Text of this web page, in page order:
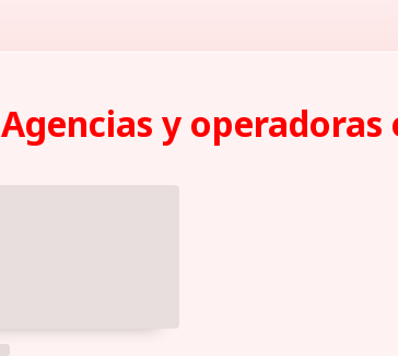
Agencias y operadoras